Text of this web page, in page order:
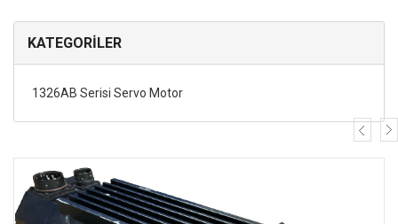
KATEGORİLER
1326AB Serisi Servo Motor